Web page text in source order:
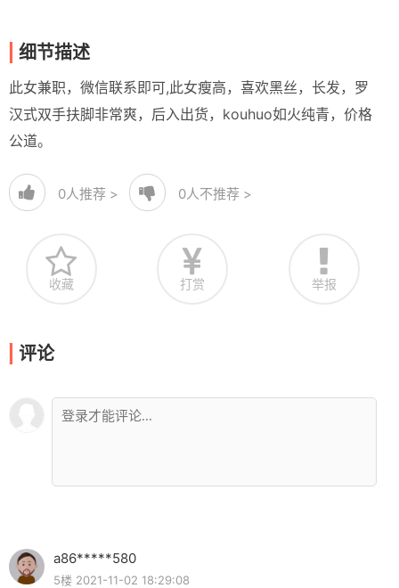
细节描述
此女兼职，微信联系即可,此女瘦高，喜欢黑丝，长发，罗
汉式双手扶脚非常爽，后入出货，kouhuo如火纯青，价格
公道。
0人推荐 > 0人不推荐 >
收藏 打赏 举报
评论
a86*****580
5楼 2021-11-02 18:29:08